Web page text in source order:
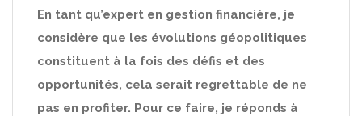
En tant qu’expert en gestion financière, je
considère que les évolutions géopolitiques
constituent à la fois des défis et des
opportunités, cela serait regrettable de ne
pas en profiter. Pour ce faire, je réponds à